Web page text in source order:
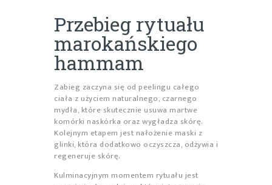
Przebieg rytuału
marokańskiego
hammam
Zabieg zaczyna się od peelingu całego
ciała z użyciem naturalnego, czarnego
mydła, które skutecznie usuwa martwe
komórki naskórka oraz wygładza skórę.
Kolejnym etapem jest nałożenie maski z
glinki, która dodatkowo oczyszcza, odżywia i
regeneruje skórę.
Kulminacyjnym momentem rytuału jest